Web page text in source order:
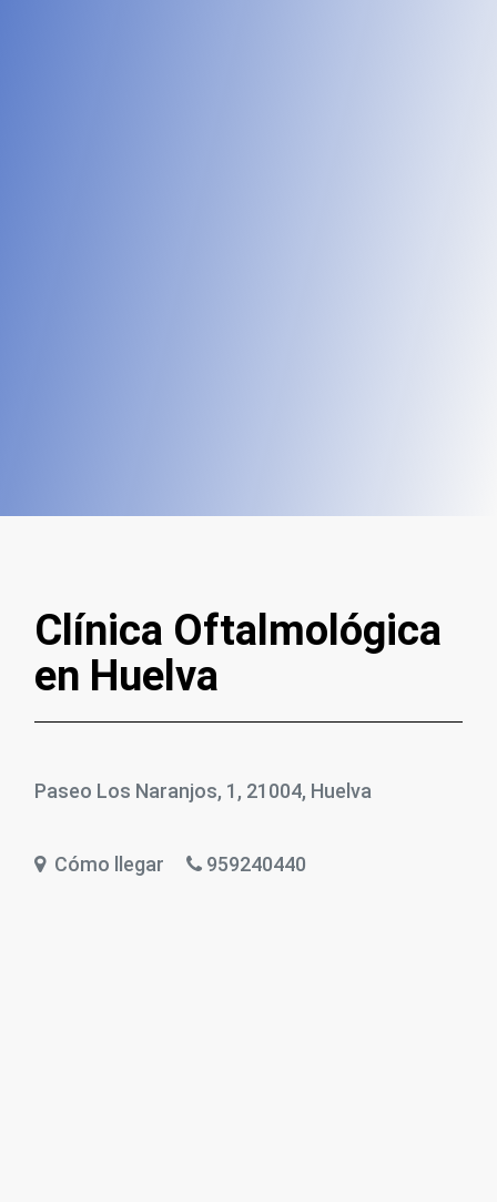
Clínica Oftalmológica
en Huelva
Paseo Los Naranjos, 1, 21004, Huelva
Cómo llegar 959240440